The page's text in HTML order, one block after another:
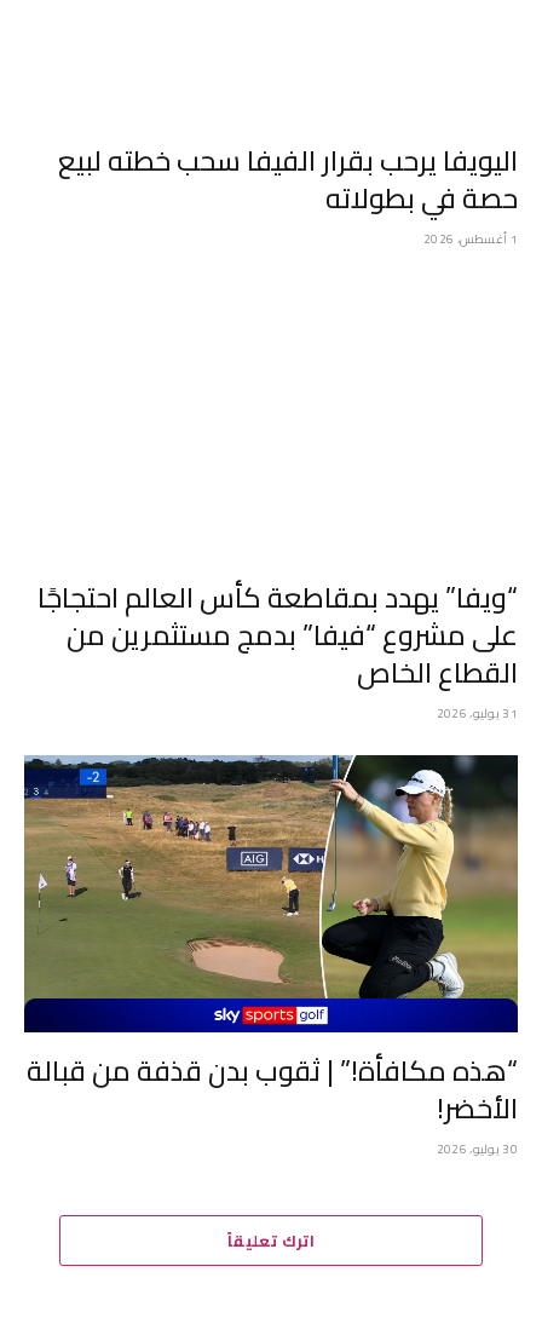
اليويفا يرحب بقرار الفيفا سحب خطته لبيع
حصة في بطولاته
1 أغسطس، 2026
“ويفا” يهدد بمقاطعة كأس العالم احتجاجًا
على مشروع “فيفا” بدمج مستثمرين من
القطاع الخاص
31 يوليو، 2026
“هذه مكافأة!” | ثقوب بدن قذفة من قبالة
الأخضر!
30 يوليو، 2026
اترك تعليقاً